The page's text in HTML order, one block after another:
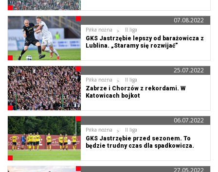
Piłka nożna
II liga
GKS Jastrzębie lepszy od barażowicza z
Lublina. „Staramy się rozwijać”
07.08.2022
Piłka nożna
II liga
Zabrze i Chorzów z rekordami. W
Katowicach bojkot
25.07.2022
Piłka nożna
II liga
GKS Jastrzębie przed sezonem. To
będzie trudny czas dla spadkowicza.
06.07.2022
27.05.2022